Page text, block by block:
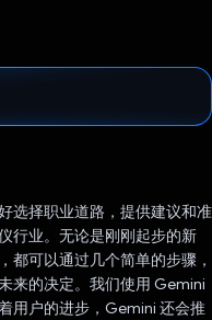
选择职业道路，提供建议和准
行业。无论是刚刚起步的新
都可以通过几个简单的步骤，
来的决定。我们使用 Gemini
用户的进步，Gemini 还会推